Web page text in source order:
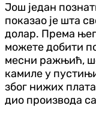
Још један
показао је шта
долар. Према
можете добити
месни ражњић,
камиле у
због нижих
дио производа